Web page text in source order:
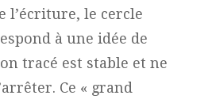
l’écriture, le cercle
à une idée de
tracé est stable et ne
Ce « grand